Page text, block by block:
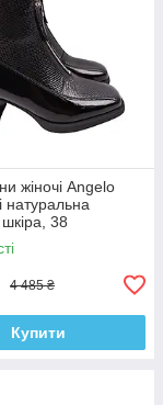
жіночі Angelo
натуральна
38
4 485 ₴
Купити